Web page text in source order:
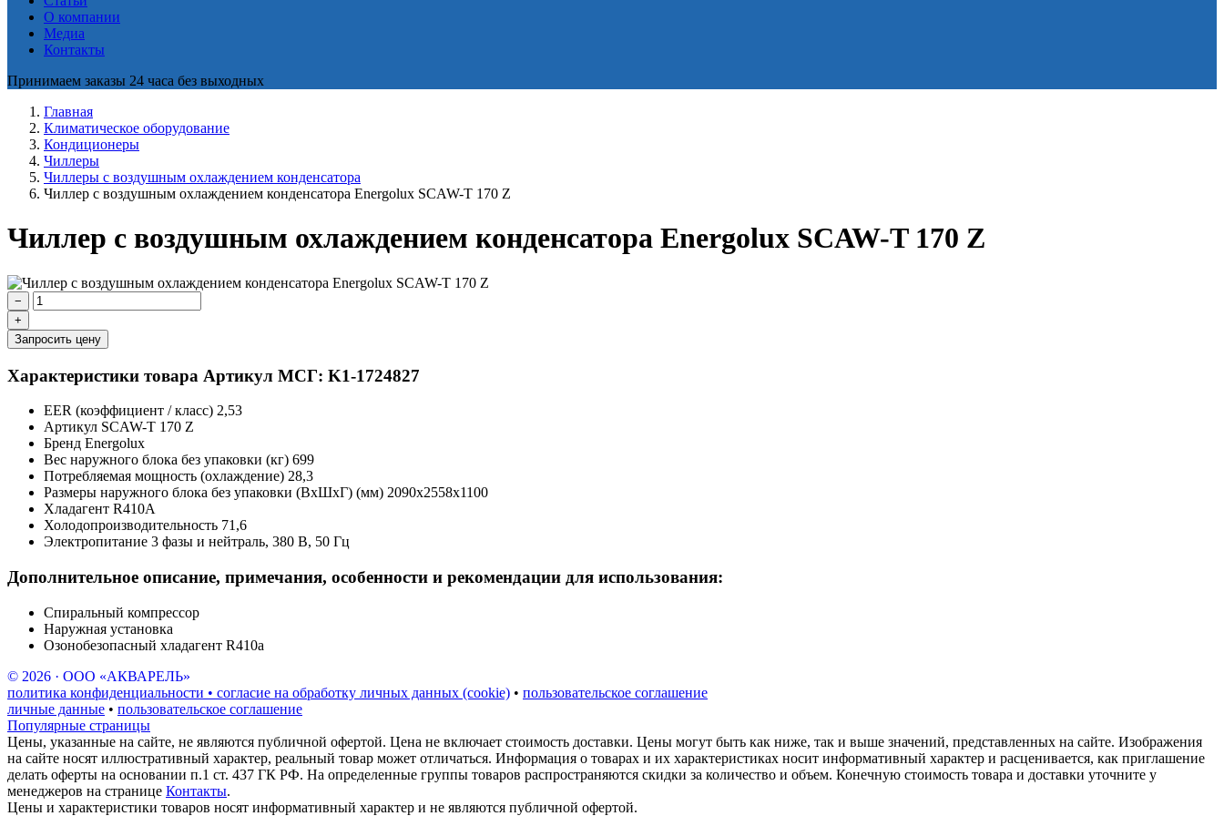
О компании
Медиа
Контакты
Принимаем заказы 24 часа без выходных
Главная
Климатическое оборудование
Кондиционеры
Чиллеры
Чиллеры с воздушным охлаждением конденсатора
Чиллер с воздушным охлаждением конденсатора Energolux SCAW-T 170 Z
Чиллер с воздушным охлаждением конденсатора Energolux SCAW-T 170 Z
−
+
Запросить цену
Характеристики товара Артикул МСГ: K1-1724827
EER (коэффициент / класс) 2,53
Артикул SCAW-T 170 Z
Бренд Energolux
Вес наружного блока без упаковки (кг) 699
Потребляемая мощность (охлаждение) 28,3
Размеры наружного блока без упаковки (ВхШхГ) (мм) 2090x2558x1100
Хладагент R410A
Холодопроизводительность 71,6
Электропитание 3 фазы и нейтраль, 380 В, 50 Гц
Дополнительное описание, примечания, особенности и рекомендации для использования:
Спиральный компрессор
Наружная установка
Озонобезопасный хладагент R410a
© 2026 · ООО «АКВАРЕЛЬ»
политика конфиденциальности • согласие на обработку личных данных (cookie) • пользовательское соглашение
личные данные • пользовательское соглашение
Популярные страницы
Цены, указанные на сайте, не являются публичной офертой. Цена не включает стоимость доставки. Цены могут быть как ниже, так и выше значений, представленных на сайте. Изображения
на сайте носят иллюстративный характер, реальный товар может отличаться. Информация о товарах и их характеристиках носит информативный характер и расценивается, как приглашение
делать оферты на основании п.1 ст. 437 ГК РФ. На определенные группы товаров распространяются скидки за количество и объем. Конечную стоимость товара и доставки уточните у
менеджеров на странице Контакты.
Цены и характеристики товаров носят информативный характер и не являются публичной офертой.